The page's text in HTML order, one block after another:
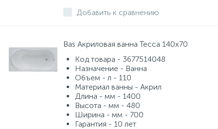
Добавить к сравнению
Bas Акриловая ванна Тесса 140х70
Код товара - 3677514048
Назначение - Ванна
Объем - л - 110
Материал ванны - Акрил
Длина - мм - 1400
Высота - мм - 480
Ширина - мм - 700
Гарантия - 10 лет